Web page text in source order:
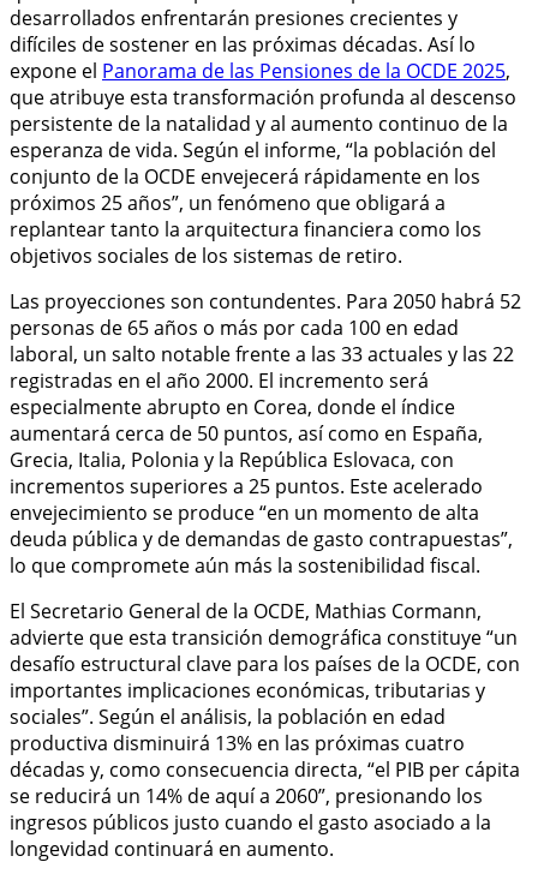
desarrollados enfrentarán presiones crecientes y
difíciles de sostener en las próximas décadas. Así lo
expone el Panorama de las Pensiones de la OCDE 2025,
que atribuye esta transformación profunda al descenso
persistente de la natalidad y al aumento continuo de la
esperanza de vida. Según el informe, “la población del
conjunto de la OCDE envejecerá rápidamente en los
próximos 25 años”, un fenómeno que obligará a
replantear tanto la arquitectura financiera como los
objetivos sociales de los sistemas de retiro.
Las proyecciones son contundentes. Para 2050 habrá 52
personas de 65 años o más por cada 100 en edad
laboral, un salto notable frente a las 33 actuales y las 22
registradas en el año 2000. El incremento será
especialmente abrupto en Corea, donde el índice
aumentará cerca de 50 puntos, así como en España,
Grecia, Italia, Polonia y la República Eslovaca, con
incrementos superiores a 25 puntos. Este acelerado
envejecimiento se produce “en un momento de alta
deuda pública y de demandas de gasto contrapuestas”,
lo que compromete aún más la sostenibilidad fiscal.
El Secretario General de la OCDE, Mathias Cormann,
advierte que esta transición demográfica constituye “un
desafío estructural clave para los países de la OCDE, con
importantes implicaciones económicas, tributarias y
sociales”. Según el análisis, la población en edad
productiva disminuirá 13% en las próximas cuatro
décadas y, como consecuencia directa, “el PIB per cápita
se reducirá un 14% de aquí a 2060”, presionando los
ingresos públicos justo cuando el gasto asociado a la
longevidad continuará en aumento.